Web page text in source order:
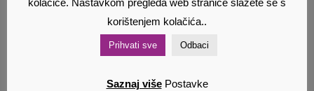
kolačiće. Nastavkom pregleda web stranice slažete se s
korištenjem kolačića..
Prihvati sve Odbaci
Saznaj više Postavke